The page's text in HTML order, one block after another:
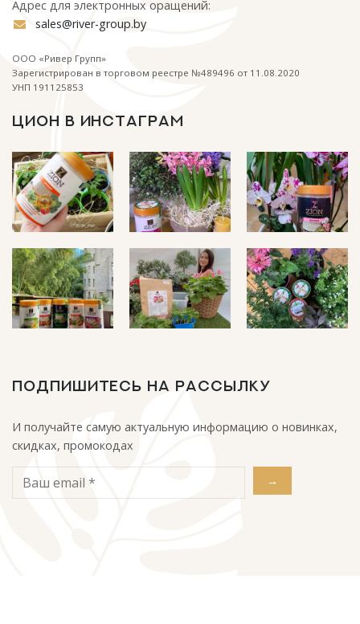
Адрес для электронных оращений:
sales@river-group.by
ООО «Ривер Групп»
Зарегистрирован в торговом реестре №489496 от 11.08.2020
УНП 191125853
ЦИОН В ИНСТАГРАМ
ПОДПИШИТЕСЬ НА РАССЫЛКУ
И получайте самую актуальную информацию о новинках,
скидках, промокодах